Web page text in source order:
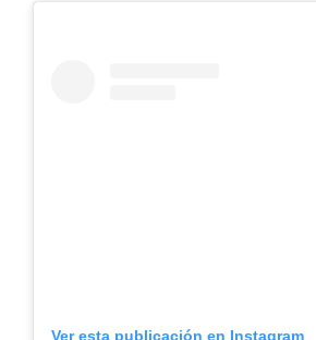
Ver esta publicación en Instagram